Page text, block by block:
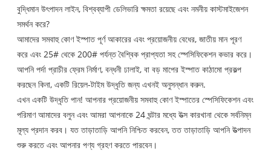
বুদ্ধিমান উৎপাদন লাইন, বিশ্বব্যাপী ডেলিভারি ক্ষমতা রয়েছে এবং নমনীয় কাস্টমাইজেশন
সমর্থন করে?
আমাদের সমবাহু কোণ ইস্পাত পূর্ণ আকারের এবং প্রয়োজনীয় বেধের, জাতীয় মান পূরণ
করে এবং 25# থেকে 200# পর্যন্ত বৈশ্বিক প্রাপ্যতা সহ স্পেসিফিকেশন কভার করে।
আপনি পর্দা প্রাচীর ফ্রেম নির্মাণ, বন্ধনী ঢালাই, বা বড় মাপের ইস্পাত কাঠামো প্রকল্প
করছেন কিনা, একটি রিয়েল-টাইম উদ্ধৃতি জন্য এখনই অনুসন্ধান করুন.
এখন একটি উদ্ধৃতি পান! আপনার প্রয়োজনীয় সমবাহু কোণ ইস্পাতের স্পেসিফিকেশন এবং
পরিমাণ আমাদের বলুন এবং আমরা আপনাকে 24 ঘন্টার মধ্যে উত্স কারখানা থেকে সর্বনিম্ন
মূল্য প্রদান করব। যত তাড়াতাড়ি আপনি নিশ্চিত করবেন, তত তাড়াতাড়ি আপনি উত্পাদন
শুরু করতে এবং আপনার পণ্য গ্রহণ করতে পারবেন।